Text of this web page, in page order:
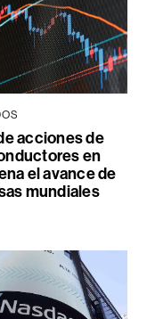
acciones de
en
el avance de
mundiales